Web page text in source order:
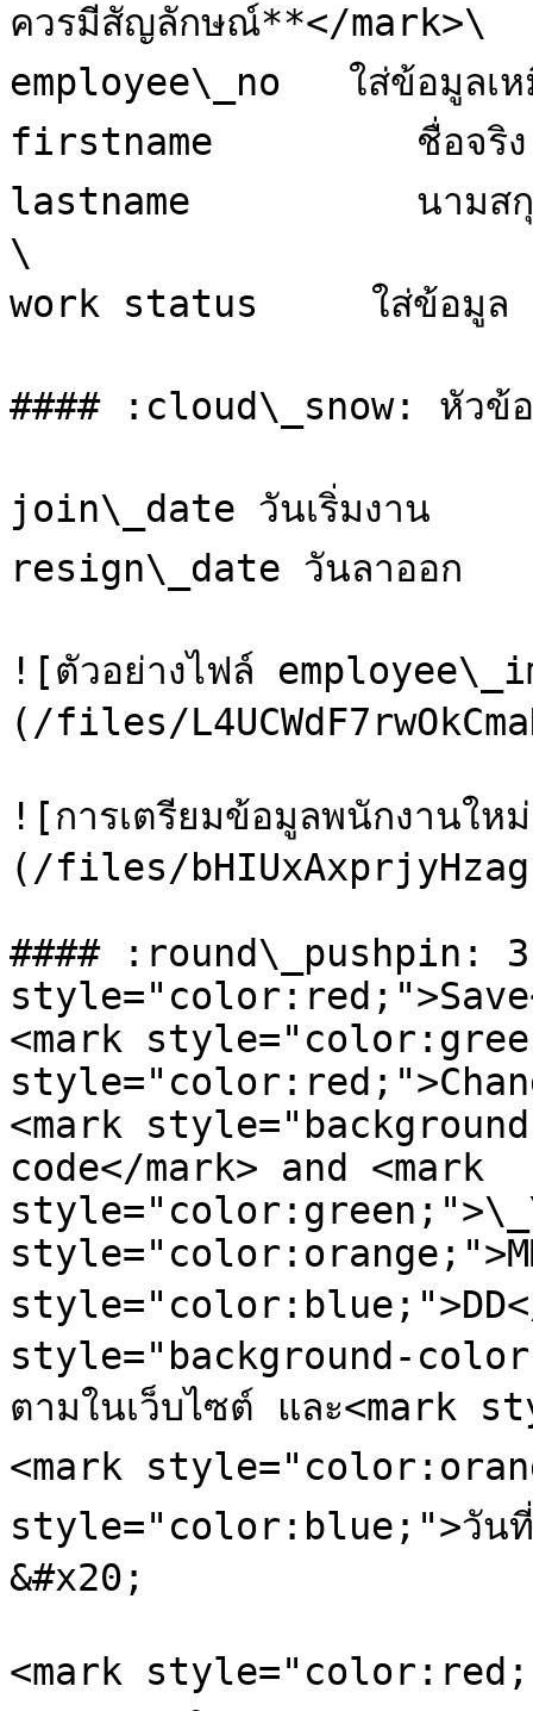
ควรมีสัญลักษณ์**</mark>\
employee\_no   ใส่ข้อมูลเ
firstname         ชื่อจริ
lastname          นามส
\
work status     ใส่ข้อมูล
#### :cloud\_snow: หัวข้อ
join\_date วันเริ่มงาน
resign\_date วันลาออก
![ตัวอย่างไฟล์
(/files/
![การเตรียมข้อมูลพนักงานให
(/files/
#### :round\_pushpin:
<mark
<mark
code</mark> and <mark
style="background-
ตามในเว็บไซต์ และ<mark
<mark
style="color:blue;">วันที่
&#x20;
<mark